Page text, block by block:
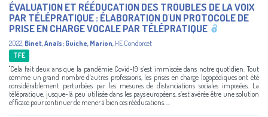
ÉVALUATION ET RÉÉDUCATION DES TROUBLES DE LA VOIX
PAR TÉLÉPRATIQUE : ÉLABORATION D'UN PROTOCOLE DE
PRISE EN CHARGE VOCALE PAR TÉLÉPRATIQUE
2022, Binet, Anaïs; Guiche, Marion, HE Condorcet
TFE
"Cela fait deux ans que la pandémie Covid-19 s’est immiscée dans notre quotidien. Tout
comme un grand nombre d’autres professions, les prises en charge logopédiques ont été
considérablement perturbées par les mesures de distanciations sociales imposées. La
télépratique, jusque-là peu utilisée dans les pays européens, s’est avérée être une solution
efficace pour continuer de mener à bien ces rééducations. ...